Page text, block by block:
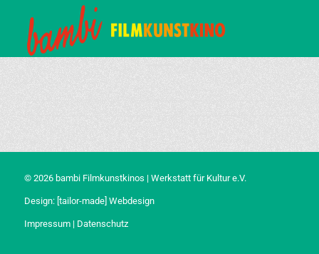
© 2026 bambi Filmkunstkinos | Werkstatt für Kultur e.V.
Design: [tailor-made] Webdesign
Impressum| Datenschutz